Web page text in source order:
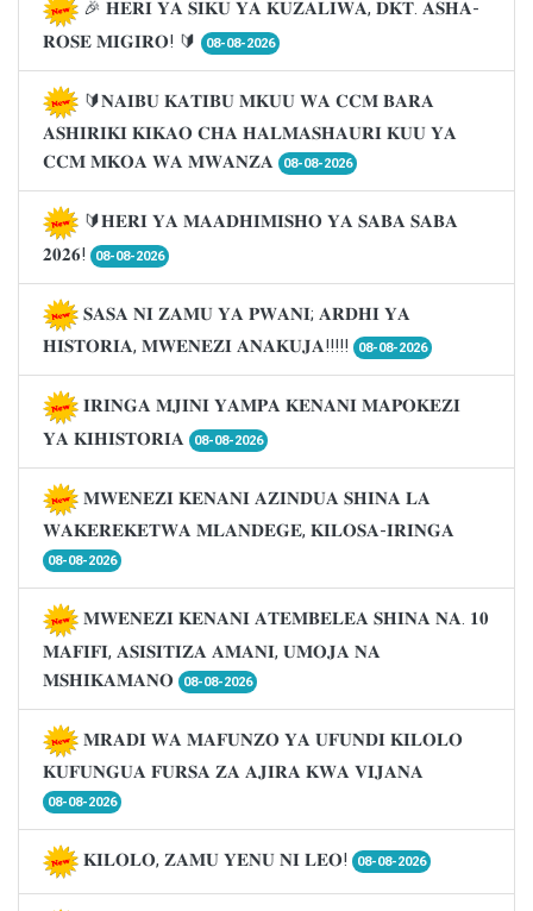
🎉 𝐇𝐄𝐑𝐈 𝐘𝐀 𝐒𝐈𝐊𝐔 𝐘𝐀 𝐊𝐔𝐙𝐀𝐋𝐈𝐖𝐀, 𝐃𝐊𝐓. 𝐀𝐒𝐇𝐀-
𝐑𝐎𝐒𝐄 𝐌𝐈𝐆𝐈𝐑𝐎! 🔰
08-08-2026
🔰𝐍𝐀𝐈𝐁𝐔 𝐊𝐀𝐓𝐈𝐁𝐔 𝐌𝐊𝐔𝐔 𝐖𝐀 𝐂𝐂𝐌 𝐁𝐀𝐑𝐀
𝐀𝐒𝐇𝐈𝐑𝐈𝐊𝐈 𝐊𝐈𝐊𝐀𝐎 𝐂𝐇𝐀 𝐇𝐀𝐋𝐌𝐀𝐒𝐇𝐀𝐔𝐑𝐈 𝐊𝐔𝐔 𝐘𝐀
𝐂𝐂𝐌 𝐌𝐊𝐎𝐀 𝐖𝐀 𝐌𝐖𝐀𝐍𝐙𝐀
08-08-2026
🔰𝐇𝐄𝐑𝐈 𝐘𝐀 𝐌𝐀𝐀𝐃𝐇𝐈𝐌𝐈𝐒𝐇𝐎 𝐘𝐀 𝐒𝐀𝐁𝐀 𝐒𝐀𝐁𝐀
𝟐𝟎𝟐𝟔!
08-08-2026
𝐒𝐀𝐒𝐀 𝐍𝐈 𝐙𝐀𝐌𝐔 𝐘𝐀 𝐏𝐖𝐀𝐍𝐈; 𝐀𝐑𝐃𝐇𝐈 𝐘𝐀
𝐇𝐈𝐒𝐓𝐎𝐑𝐈𝐀, 𝐌𝐖𝐄𝐍𝐄𝐙𝐈 𝐀𝐍𝐀𝐊𝐔𝐉𝐀!!!!!
08-08-2026
𝐈𝐑𝐈𝐍𝐆𝐀 𝐌𝐉𝐈𝐍𝐈 𝐘𝐀𝐌𝐏𝐀 𝐊𝐄𝐍𝐀𝐍𝐈 𝐌𝐀𝐏𝐎𝐊𝐄𝐙𝐈
𝐘𝐀 𝐊𝐈𝐇𝐈𝐒𝐓𝐎𝐑𝐈𝐀
08-08-2026
𝐌𝐖𝐄𝐍𝐄𝐙𝐈 𝐊𝐄𝐍𝐀𝐍𝐈 𝐀𝐙𝐈𝐍𝐃𝐔𝐀 𝐒𝐇𝐈𝐍𝐀 𝐋𝐀
𝐖𝐀𝐊𝐄𝐑𝐄𝐊𝐄𝐓𝐖𝐀 𝐌𝐋𝐀𝐍𝐃𝐄𝐆𝐄, 𝐊𝐈𝐋𝐎𝐒𝐀-𝐈𝐑𝐈𝐍𝐆𝐀
08-08-2026
𝐌𝐖𝐄𝐍𝐄𝐙𝐈 𝐊𝐄𝐍𝐀𝐍𝐈 𝐀𝐓𝐄𝐌𝐁𝐄𝐋𝐄𝐀 𝐒𝐇𝐈𝐍𝐀 𝐍𝐀. 𝟏𝟎
𝐌𝐀𝐅𝐈𝐅𝐈, 𝐀𝐒𝐈𝐒𝐈𝐓𝐈𝐙𝐀 𝐀𝐌𝐀𝐍𝐈, 𝐔𝐌𝐎𝐉𝐀 𝐍𝐀
𝐌𝐒𝐇𝐈𝐊𝐀𝐌𝐀𝐍𝐎
08-08-2026
𝐌𝐑𝐀𝐃𝐈 𝐖𝐀 𝐌𝐀𝐅𝐔𝐍𝐙𝐎 𝐘𝐀 𝐔𝐅𝐔𝐍𝐃𝐈 𝐊𝐈𝐋𝐎𝐋𝐎
𝐊𝐔𝐅𝐔𝐍𝐆𝐔𝐀 𝐅𝐔𝐑𝐒𝐀 𝐙𝐀 𝐀𝐉𝐈𝐑𝐀 𝐊𝐖𝐀 𝐕𝐈𝐉𝐀𝐍𝐀
08-08-2026
𝐊𝐈𝐋𝐎𝐋𝐎, 𝐙𝐀𝐌𝐔 𝐘𝐄𝐍𝐔 𝐍𝐈 𝐋𝐄𝐎! 08-08-2026